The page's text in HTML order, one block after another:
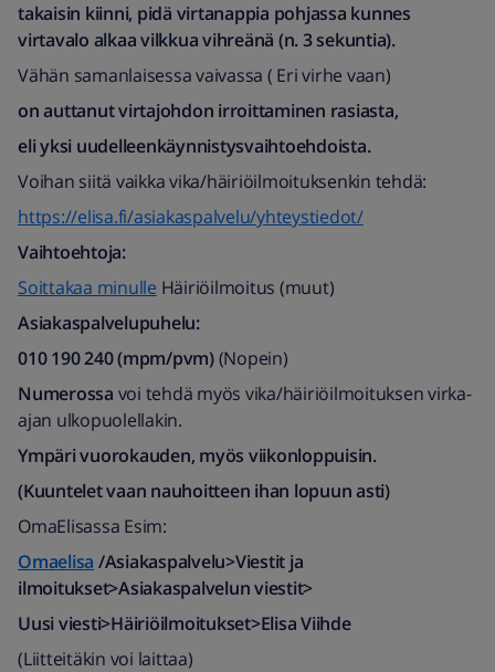
takaisin kiinni, pidä virtanappia pohjassa kunnes
virtavalo alkaa vilkkua vihreänä (n. 3 sekuntia).
Vähän samanlaisessa vaivassa ( Eri virhe vaan)
on auttanut virtajohdon irroittaminen rasiasta,
eli yksi uudelleenkäynnistysvaihtoehdoista.
Voihan siitä vaikka vika/häiriöilmoituksenkin tehdä:
https://elisa.fi/asiakaspalvelu/yhteystiedot/
Vaihtoehtoja:
Soittakaa minulle Häiriöilmoitus (muut)
Asiakaspalvelupuhelu:
010 190 240 (mpm/pvm)​ (Nopein)
Numerossa voi tehdä myös vika/häiriöilmoituksen virka-
ajan ulkopuolellakin.
Ympäri vuorokauden, myös viikonloppuisin.
(Kuuntelet vaan nauhoitteen ihan lopuun asti)
OmaElisassa Esim:
Omaelisa /Asiakaspalvelu>Viestit ja
ilmoitukset>Asiakaspalvelun viestit>
Uusi viesti>Häiriöilmoitukset>Elisa Viihde
(Liitteitäkin voi laittaa)